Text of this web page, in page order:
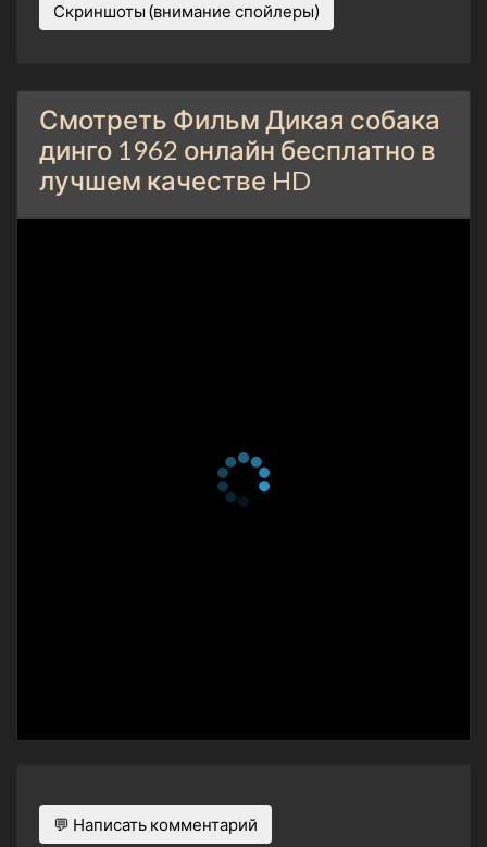
Скриншоты (внимание спойлеры)
Смотреть Фильм Дикая собака
динго 1962 онлайн бесплатно в
лучшем качестве HD
💬 Написать комментарий